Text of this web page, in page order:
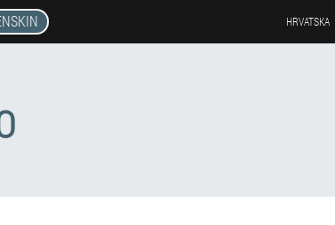
HRVATSKA